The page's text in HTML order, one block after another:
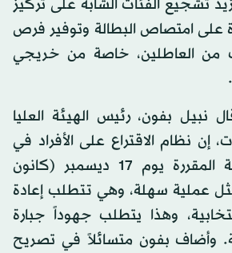
تشجيع الفئات الشابة على تركيز
على امتصاص البطالة وتوفير فرص
من العاطلين، خاصة من خريجي
نبيل بفون، رئيس الهيئة العليا
إن نظام الاقتراع على الأفراد في
الانتخابات البرلمانية المقررة يوم 17 ديسمبر (كانون
عملية سهلة، وهي تتطلب إعادة
وهذا يتطلب جهوداً جبارة
وأضاف بفون متسائلاً في تصريح